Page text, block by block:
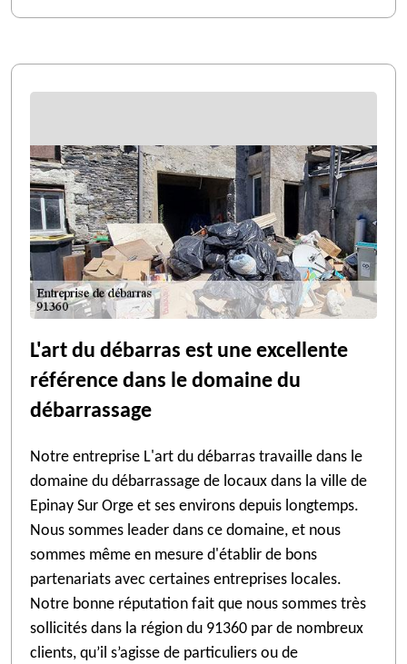
L'art du débarras est une excellente
référence dans le domaine du
débarrassage
Notre entreprise L'art du débarras travaille dans le
domaine du débarrassage de locaux dans la ville de
Epinay Sur Orge et ses environs depuis longtemps.
Nous sommes leader dans ce domaine, et nous
sommes même en mesure d'établir de bons
partenariats avec certaines entreprises locales.
Notre bonne réputation fait que nous sommes très
sollicités dans la région du 91360 par de nombreux
clients, qu’il s’agisse de particuliers ou de